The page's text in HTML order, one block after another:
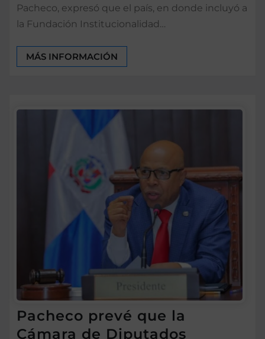
Pacheco, expresó que el país, en donde incluyó a
la Fundación Institucionalidad…
MÁS INFORMACIÓN
Pacheco prevé que la
Cámara de Diputados